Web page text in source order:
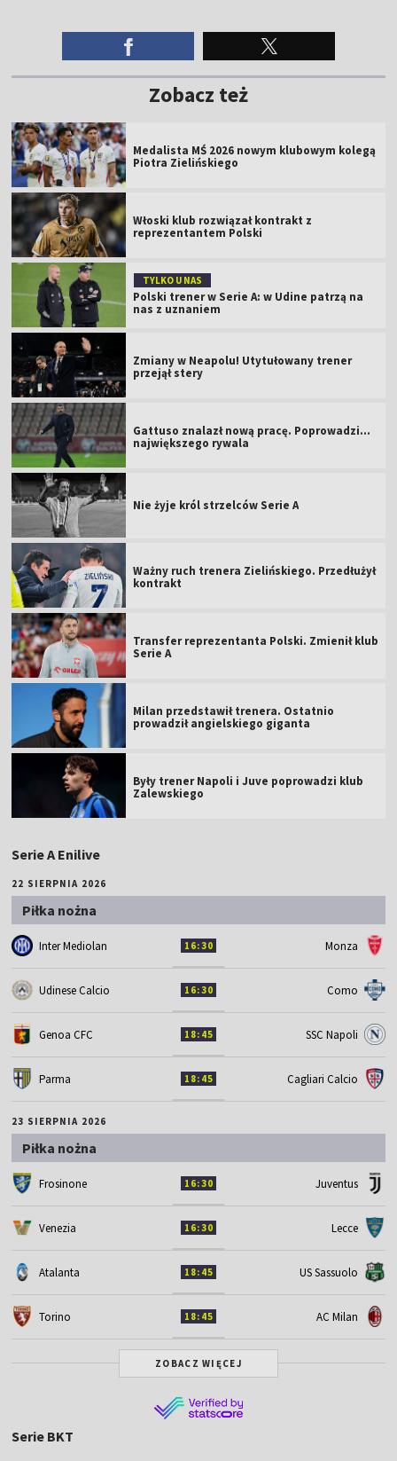
Zobacz też
Medalista MŚ 2026 nowym klubowym kolegą
Piotra Zielińskiego
Włoski klub rozwiązał kontrakt z
reprezentantem Polski
TYLKO U NAS
Polski trener w Serie A: w Udine patrzą na
nas z uznaniem
Zmiany w Neapolu! Utytułowany trener
przejął stery
Gattuso znalazł nową pracę. Poprowadzi...
największego rywala
Nie żyje król strzelców Serie A
Ważny ruch trenera Zielińskiego. Przedłużył
kontrakt
Transfer reprezentanta Polski. Zmienił klub
Serie A
Milan przedstawił trenera. Ostatnio
prowadził angielskiego giganta
Były trener Napoli i Juve poprowadzi klub
Zalewskiego
Serie A Enilive
22 SIERPNIA 2026
Piłka nożna
Inter Mediolan 16:30 Monza
Udinese Calcio 16:30 Como
Genoa CFC 18:45 SSC Napoli
Parma 18:45 Cagliari Calcio
23 SIERPNIA 2026
Piłka nożna
Frosinone 16:30 Juventus
Venezia 16:30 Lecce
Atalanta 18:45 US Sassuolo
Torino 18:45 AC Milan
ZOBACZ WIĘCEJ
Serie BKT